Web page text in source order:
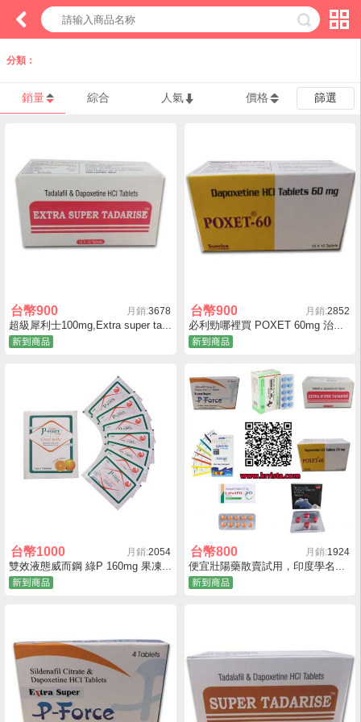
分類：
銷量 綜合 人氣 價格 篩選
超級犀利士100mg,Extra super tadarise雙效犀利士犀利士哪裡買
台幣900 月銷:3678
必利勁哪裡買 POXET 60mg 治療早洩藥品 持久延時專用網購
台幣900 月銷:2852
雙效液態威而鋼 綠P 160mg 果凍威而鋼 壯陽持久增硬效果好
台幣1000 月銷:2054
便宜壯陽藥散賣試用，印度學名藥藍P 威而鋼 必利勁哪裡買
台幣800 月銷:1924